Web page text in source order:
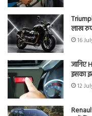
लाख
16
जानिए
इसका
12